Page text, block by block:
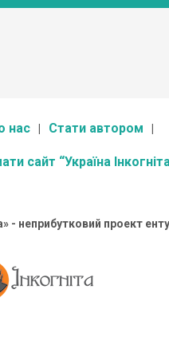
нас Стати автором
сайт “Україна
- неприбутковий проект